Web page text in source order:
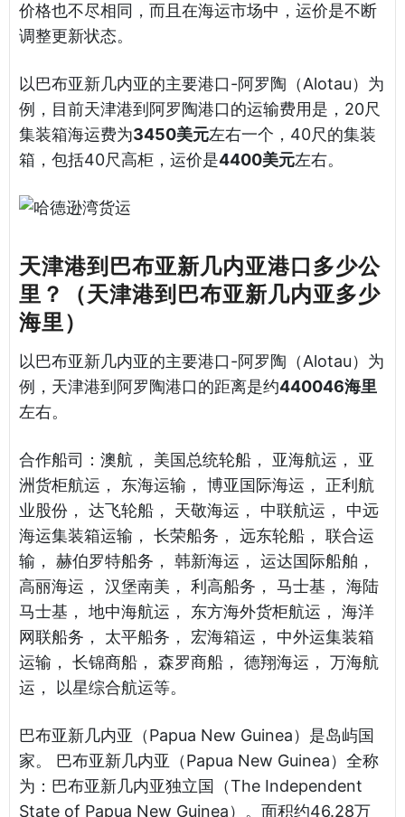
价格也不尽相同，而且在海运市场中，运价是不断
调整更新状态。
以巴布亚新几内亚的主要港口-阿罗陶（Alotau）为
例，目前天津港到阿罗陶港口的运输费用是，20尺
集装箱海运费为3450美元左右一个，40尺的集装
箱，包括40尺高柜，运价是4400美元左右。
天津港到巴布亚新几内亚港口多少公
里？（天津港到巴布亚新几内亚多少
海里）
以巴布亚新几内亚的主要港口-阿罗陶（Alotau）为
例，天津港到阿罗陶港口的距离是约440046海里
左右。
合作船司：澳航， 美国总统轮船， 亚海航运， 亚
洲货柜航运， 东海运输， 博亚国际海运， 正利航
业股份， 达飞轮船， 天敬海运， 中联航运， 中远
海运集装箱运输， 长荣船务， 远东轮船， 联合运
输， 赫伯罗特船务， 韩新海运， 运达国际船舶，
高丽海运， 汉堡南美， 利高船务， 马士基， 海陆
马士基， 地中海航运， 东方海外货柜航运， 海洋
网联船务， 太平船务， 宏海箱运， 中外运集装箱
运输， 长锦商船， 森罗商船， 德翔海运， 万海航
运， 以星综合航运等。
巴布亚新几内亚（Papua New Guinea）是岛屿国
家。 巴布亚新几内亚（Papua New Guinea）全称
为：巴布亚新几内亚独立国（The Independent
State of Papua New Guinea）。面积约46.28万